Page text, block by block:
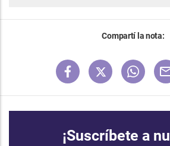
Compartí la nota:
¡Suscríbete a